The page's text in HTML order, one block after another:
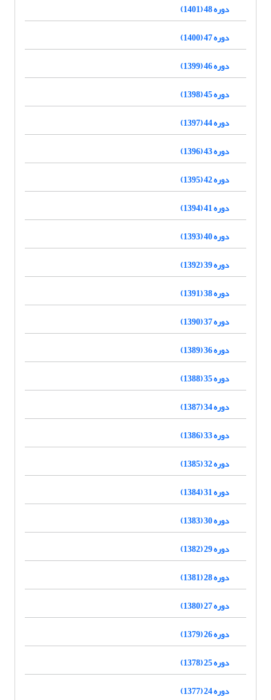
دوره 48 (1401)
دوره 47 (1400)
دوره 46 (1399)
دوره 45 (1398)
دوره 44 (1397)
دوره 43 (1396)
دوره 42 (1395)
دوره 41 (1394)
دوره 40 (1393)
دوره 39 (1392)
دوره 38 (1391)
دوره 37 (1390)
دوره 36 (1389)
دوره 35 (1388)
دوره 34 (1387)
دوره 33 (1386)
دوره 32 (1385)
دوره 31 (1384)
دوره 30 (1383)
دوره 29 (1382)
دوره 28 (1381)
دوره 27 (1380)
دوره 26 (1379)
دوره 25 (1378)
دوره 24 (1377)